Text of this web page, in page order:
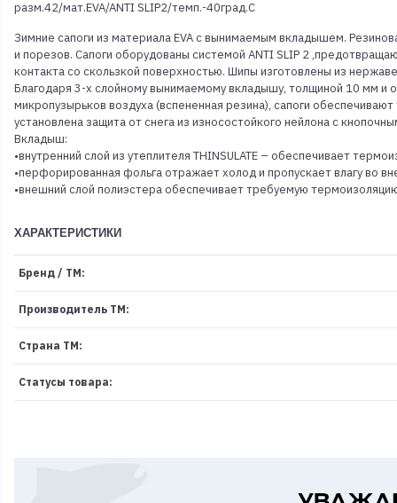
разм.42/мат.EVA/ANTI SLIP2/темп.-40град.С
Зимние сапоги из материала EVA с вынимаемым вкладышем.
и порезов. Сапоги оборудованы системой ANTI SLIP 2
контакта со скользкой поверхностью. Шипы изготовлены из
Благодаря 3-х слойному вынимаемому вкладышу, толщиной 10 мм и
микропузырьков воздуха (вспененная резина), сапоги
установлена защита от снега из износостойкого нейлона с
Вкладыш:
•внутренний слой из утеплителя THINSULATE – обеспечивает
•перфорированная фольга отражает холод и пропускает влагу во
•внешний слой полиэстера обеспечивает требуемую
ХАРАКТЕРИСТИКИ
Бренд / ТМ:
Производитель ТМ:
Страна ТМ:
Статусы товара: